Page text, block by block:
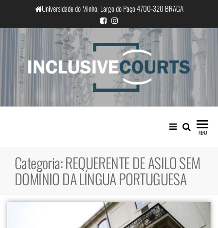
o
conteúdo
Universidade do Minho, Largo do Paço 4700-320 BRAGA
InclusiveCourts
Igualdade e diferença cultural na
prática judicial portuguesa
MENU
Categoria:REQUERENTE DE ASILO SEM
DOMÍNIO DA LÍNGUA PORTUGUESA